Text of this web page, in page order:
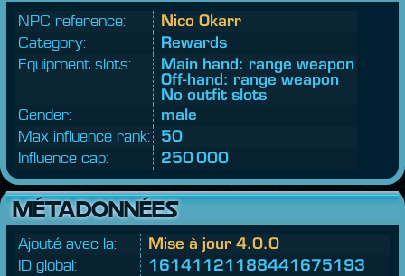
NPC reference:
Nico Okarr
Category:
Rewards
Equipment slots:
Main hand: range weapon
Off-hand: range weapon
No outfit slots
Gender:
male
Max influence rank:
50
Influence cap:
250 000
MÉTADONNÉES
Ajouté avec la:
Mise à jour 4.0.0
ID global:
16141121188441675193